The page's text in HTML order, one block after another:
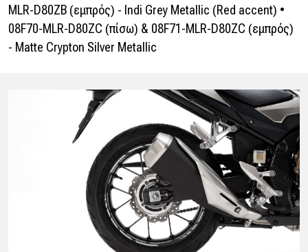
MLR-D80ZB (εμπρός) - Indi Grey Metallic (Red accent) •
08F70-MLR-D80ZC (πίσω) & 08F71-MLR-D80ZC (εμπρός)
- Matte Crypton Silver Metallic